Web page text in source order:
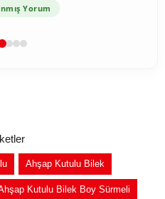
Yorum
Ahşap Kutulu Bilek
Kutulu Bilek Boy Sürmeli